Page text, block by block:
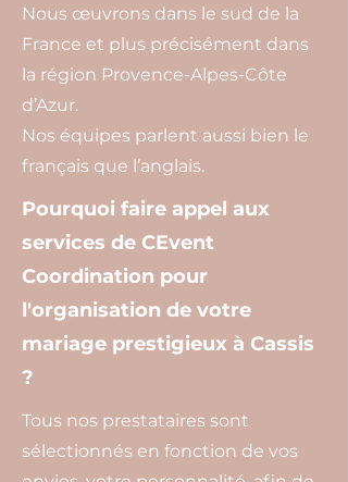
Nous œuvrons dans le sud de la
France et plus précisément dans
la région Provence-Alpes-Côte
d’Azur.
Nos équipes parlent aussi bien le
français que l’anglais.
Pourquoi faire appel aux
services de CEvent
Coordination pour
l'organisation de votre
mariage prestigieux à Cassis
?
Tous nos prestataires sont
sélectionnés en fonction de vos